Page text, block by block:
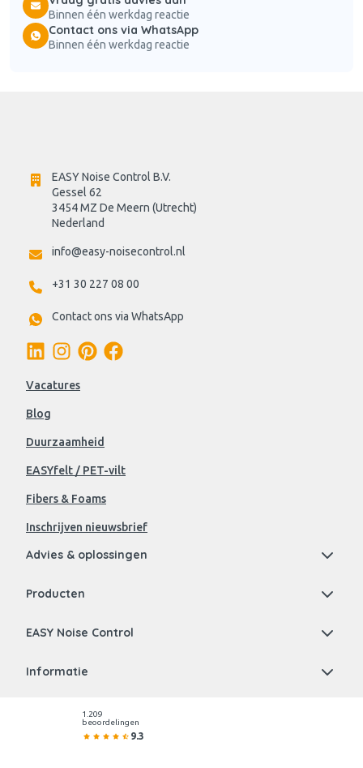
Binnen één werkdag reactie
Contact ons via WhatsApp
Binnen één werkdag reactie
EASY Noise Control B.V.
Gessel 62
3454 MZ De Meern (Utrecht)
Nederland
info@easy-noisecontrol.nl
+31 30 227 08 00
Contact ons via WhatsApp
Vacatures
Blog
Duurzaamheid
EASYfelt / PET-vilt
Fibers & Foams
Inschrijven nieuwsbrief
Advies & oplossingen
Producten
EASY Noise Control
Informatie
1.209
beoordelingen
9.3